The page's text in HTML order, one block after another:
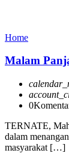
Home
Malam
0
TERNATE,
dalam
masyarakat […]